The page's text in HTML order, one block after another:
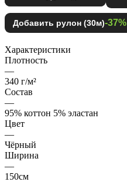
Добавить рулон (30м)-37%
Характеристики
Плотность
—
340 г/м²
Состав
—
95% коттон 5% эластан
Цвет
—
Чёрный
Ширина
—
150см